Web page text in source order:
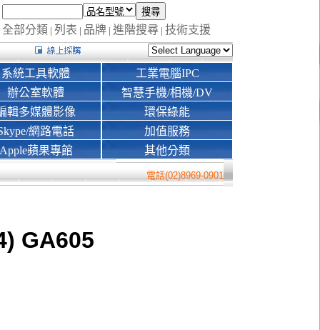
全部分類 | 列表 | 品牌 | 進階搜尋 | 技術支援
系統工具軟體
辦公室軟體
輯多媒體影像
網路電話
蘋果專館
工業電腦IPC
智慧手機/相機/DV
環保綠能
加值服務
其他分類
電話(02)8969-0901
GA605